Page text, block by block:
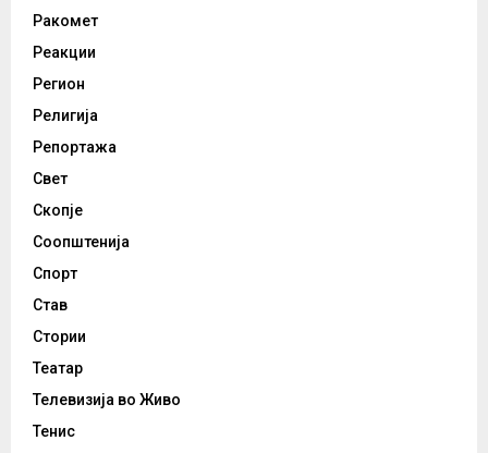
Ракомет
Реакции
Регион
Религија
Репортажа
Свет
Скопје
Соопштенија
Спорт
Став
Стории
Театар
Телевизија во Живо
Тенис